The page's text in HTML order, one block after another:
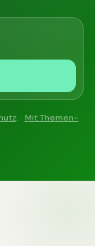
. · Mit Themen-